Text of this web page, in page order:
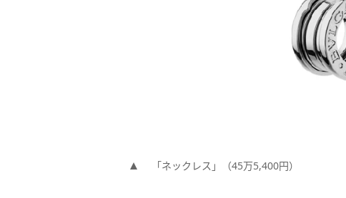
「ネックレス」（45万5,400円）